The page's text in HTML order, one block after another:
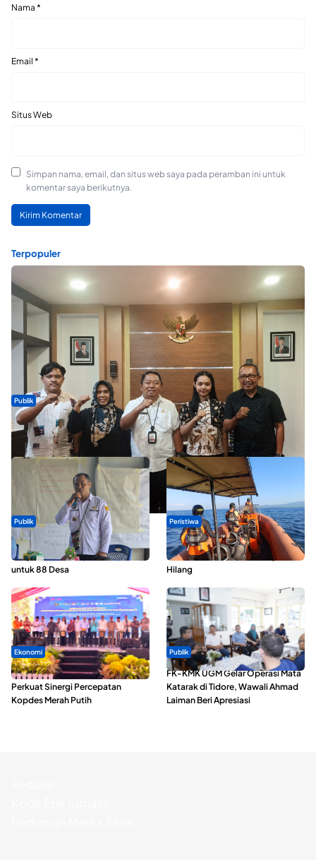
Nama *
Email *
Situs Web
Simpan nama, email, dan situs web saya pada peramban ini untuk
komentar saya berikutnya.
Terpopuler
Publik
Dua Talenta Muda Ternate Wakili Maluku Utara di Gita Bahana
Nusantara 2026
Publik
ABDESI Morotai Apresiasi
Penyaluran ADD Rp3,13 Miliar
untuk 88 Desa
Peristiwa
Dua Longboat Bertabrakan di
Perairan Taliabu, Satu Nelayan
Hilang
Ekonomi
Seminar di Ternate, Mendes
Perkuat Sinergi Percepatan
Kopdes Merah Putih
Publik
FK-KMK UGM Gelar Operasi Mata
Katarak di Tidore, Wawali Ahmad
Laiman Beri Apresiasi